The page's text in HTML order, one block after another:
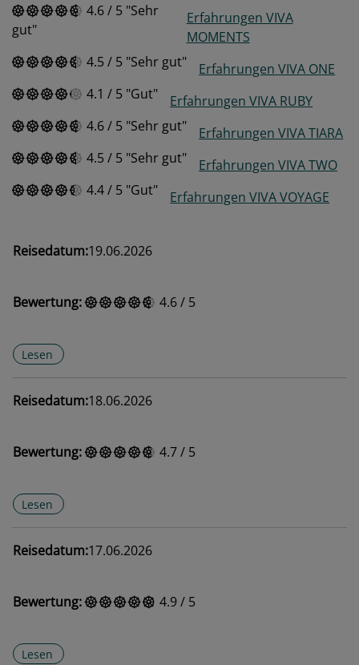
4.6/ 5 Sehr
gut
Erfahrungen VIVA
MOMENTS
4.5/ 5 Sehr gut
Erfahrungen VIVA ONE
4.1 / 5 Gut
Erfahrungen VIVA RUBY
4.6/ 5 Sehr gut
Erfahrungen VIVA TIARA
4.5/ 5 Sehr gut
Erfahrungen VIVA TWO
4.4/ 5 Gut Erfahrungen VIVA VOYAGE
Reisedatum:19.06.2026
Bewertung: 4.6/ 5
Lesen
Reisedatum:18.06.2026
Bewertung: 4.7/ 5
Lesen
Reisedatum:17.06.2026
Bewertung: 4.9/ 5
Lesen